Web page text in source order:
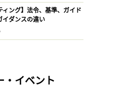
ィング】法令、基準、ガイド
イダンスの違い
・イベント